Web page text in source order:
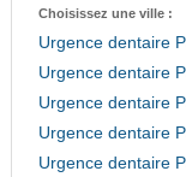
Choisissez une ville :
Urgence dentaire
Urgence dentaire
Urgence dentaire
Urgence dentaire
Urgence dentaire